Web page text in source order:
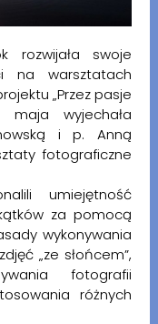
rozwijała swoje
na warsztatach
„Przez pasje
wyjechała
i p. Anną
fotograficzne
umiejętność
za pomocą
wykonywania
„ze słońcem”,
fotografii
różnych